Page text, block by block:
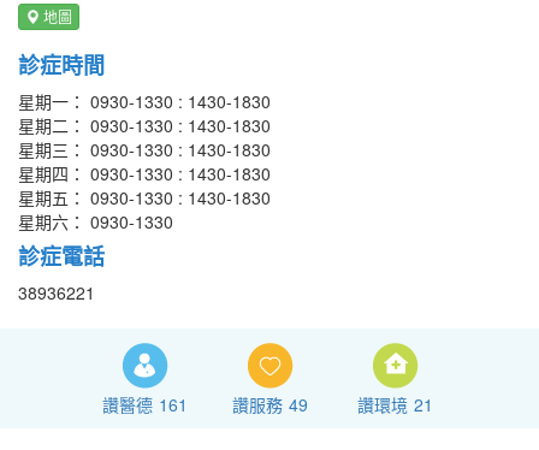
地圖
診症時間
星期一： 0930-1330 : 1430-1830
星期二： 0930-1330 : 1430-1830
星期三： 0930-1330 : 1430-1830
星期四： 0930-1330 : 1430-1830
星期五： 0930-1330 : 1430-1830
星期六： 0930-1330
診症電話
38936221
讚醫德 161 讚服務 49 讚環境 21